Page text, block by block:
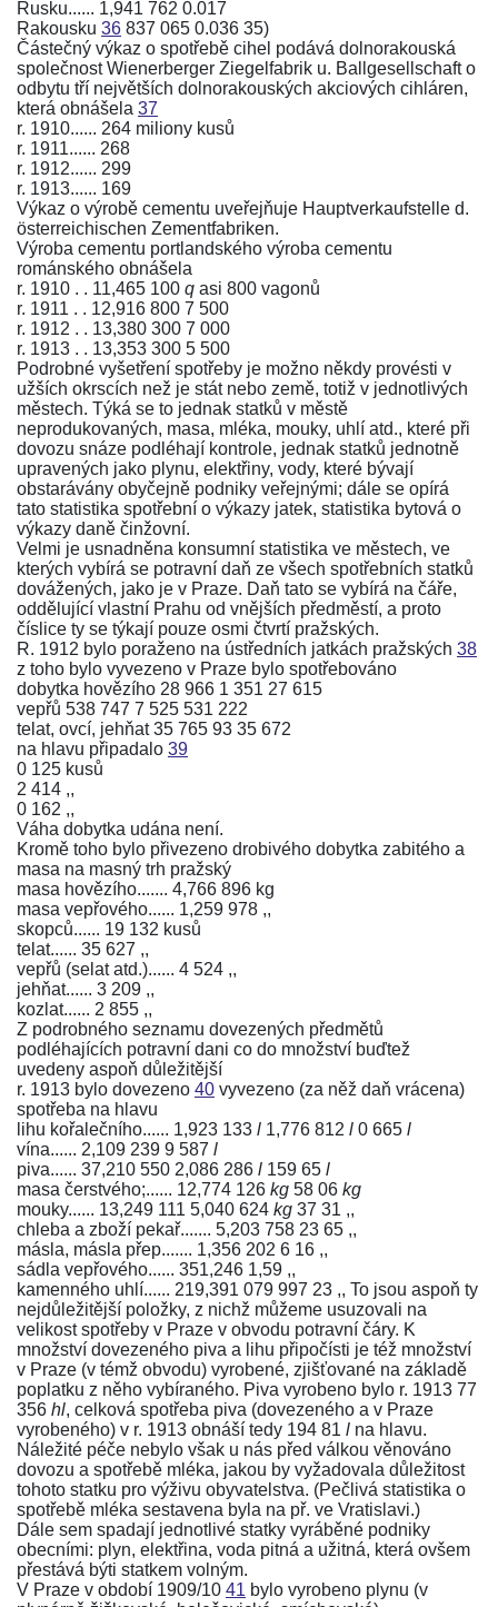
Rusku...... 1,941 762 0.017
Rakousku 36 837 065 0.036 35)
Částečný výkaz o spotřebě cihel podává dolnorakouská
společnost Wienerberger Ziegelfabrik u. Ballgesellschaft o
odbytu tří největších dolnorakouských akciových cihláren,
která obnášela 37
r. 1910...... 264 miliony kusů
r. 1911...... 268
r. 1912...... 299
r. 1913...... 169
Výkaz o výrobě cementu uveřejňuje Hauptverkaufstelle d.
österreichischen Zementfabriken.
Výroba cementu portlandského výroba cementu
románského obnášela
r. 1910 . . 11,465 100 q asi 800 vagonů
r. 1911 . . 12,916 800 7 500
r. 1912 . . 13,380 300 7 000
r. 1913 . . 13,353 300 5 500
Podrobné vyšetření spotřeby je možno někdy provésti v
užších okrscích než je stát nebo země, totiž v jednotlivých
městech. Týká se to jednak statků v městě
neprodukovaných, masa, mléka, mouky, uhlí atd., které při
dovozu snáze podléhají kontrole, jednak statků jednotně
upravených jako plynu, elektřiny, vody, které bývají
obstarávány obyčejně podniky veřejnými; dále se opírá
tato statistika spotřební o výkazy jatek, statistika bytová o
výkazy daně činžovní.
Velmi je usnadněna konsumní statistika ve městech, ve
kterých vybírá se potravní daň ze všech spotřebních statků
dovážených, jako je v Praze. Daň tato se vybírá na čáře,
oddělující vlastní Prahu od vnějších předměstí, a proto
číslice ty se týkají pouze osmi čtvrtí pražských.
R. 1912 bylo poraženo na ústředních jatkách pražských 38
z toho bylo vyvezeno v Praze bylo spotřebováno
dobytka hovězího 28 966 1 351 27 615
vepřů 538 747 7 525 531 222
telat, ovcí, jehňat 35 765 93 35 672
na hlavu připadalo 39
0 125 kusů
2 414 ,,
0 162 ,,
Váha dobytka udána není.
Kromě toho bylo přivezeno drobivého dobytka zabitého a
masa na masný trh pražský
masa hovězího....... 4,766 896 kg
masa vepřového...... 1,259 978 ,,
skopců...... 19 132 kusů
telat...... 35 627 ,,
vepřů (selat atd.)...... 4 524 ,,
jehňat...... 3 209 ,,
kozlat...... 2 855 ,,
Z podrobného seznamu dovezených předmětů
podléhajících potravní dani co do množství buďtež
uvedeny aspoň důležitější
r. 1913 bylo dovezeno 40 vyvezeno (za něž daň vrácena)
spotřeba na hlavu
lihu kořalečního...... 1,923 133 l 1,776 812 l 0 665 l
vína...... 2,109 239 9 587 l
piva...... 37,210 550 2,086 286 l 159 65 l
masa čerstvého;...... 12,774 126 kg 58 06 kg
mouky...... 13,249 111 5,040 624 kg 37 31 ,,
chleba a zboží pekař....... 5,203 758 23 65 ,,
másla, másla přep....... 1,356 202 6 16 ,,
sádla vepřového...... 351,246 1,59 ,,
kamenného uhlí...... 219,391 079 997 23 ,, To jsou aspoň ty
nejdůležitější položky, z nichž můžeme usuzovali na
velikost spotřeby v Praze v obvodu potravní čáry. K
množství dovezeného piva a lihu připočísti je též množství
v Praze (v témž obvodu) vyrobené, zjišťované na základě
poplatku z něho vybíraného. Piva vyrobeno bylo r. 1913 77
356 hl, celková spotřeba piva (dovezeného a v Praze
vyrobeného) v r. 1913 obnáší tedy 194 81 l na hlavu.
Náležité péče nebylo však u nás před válkou věnováno
dovozu a spotřebě mléka, jakou by vyžadovala důležitost
tohoto statku pro výživu obyvatelstva. (Pečlivá statistika o
spotřebě mléka sestavena byla na př. ve Vratislavi.)
Dále sem spadají jednotlivé statky vyráběné podniky
obecními: plyn, elektřina, voda pitná a užitná, která ovšem
přestává býti statkem volným.
V Praze v období 1909/10 41 bylo vyrobeno plynu (v